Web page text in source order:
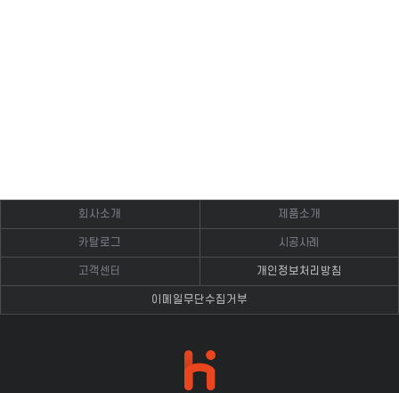
회사소개 제품소개
카탈로그 시공사례
고객센터 개인정보처리방침
이메일무단수집거부